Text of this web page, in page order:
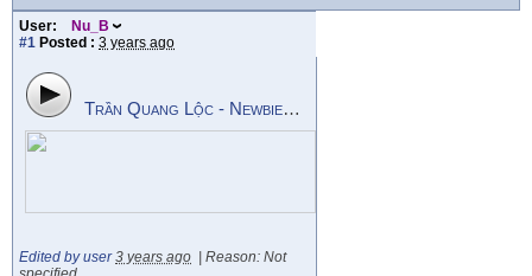
User:
Nu_B
#1 Posted : 3 years ago
Trần Quang Lộc - Newbie_y2k - Về Đây Nghe Em
Edited by user 3 years ago
Reason: Not